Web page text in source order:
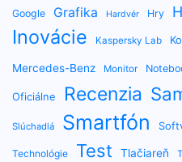
Google
Grafika Hardvér Hry
Inovácie Kaspersky Lab
Mercedes-Benz Monitor
Oficiálne Recenzia
Slúchadlá Smartfón
Technológie Test Tlačiareň